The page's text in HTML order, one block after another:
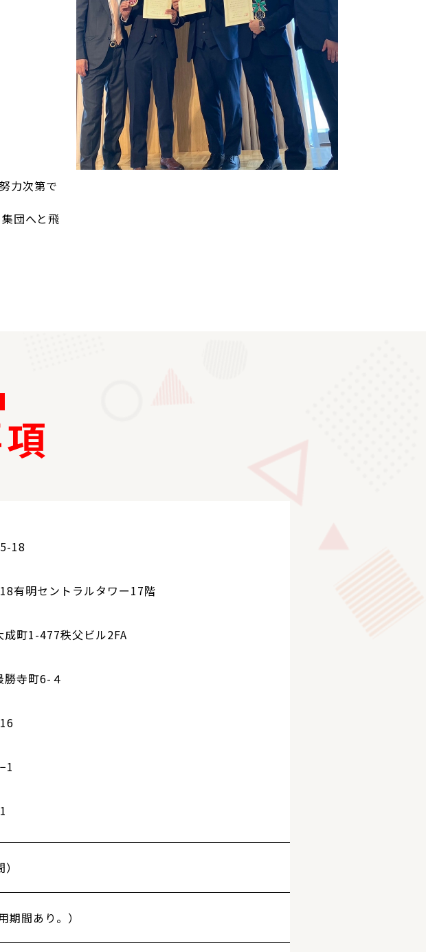
力次第で
団へと飛
18
有明セントラルタワー17階
町1-477秩父ビル2FA
寺町6-４
間あり。）